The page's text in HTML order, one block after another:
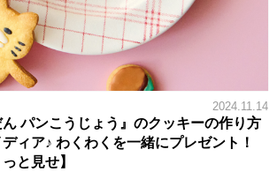
2024.11.14
ん パンこうじょう』のクッキーの作り方
ィア♪ わくわくを一緒にプレゼント！
と見せ】